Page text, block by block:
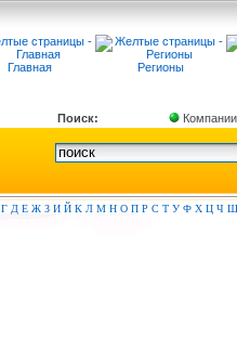
Главная Регионы
Поиск: Компании
Г Д Е Ж З И Й К Л М Н О П Р С Т У Ф Х Ц Ч Ш